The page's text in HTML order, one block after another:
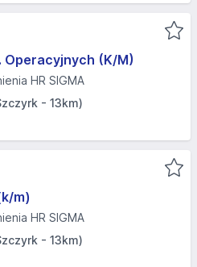
(K/M)
HR SIGMA
- 13km)
m)
HR SIGMA
- 13km)